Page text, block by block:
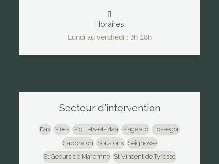
Horaires
Lundi au vendredi : 9h 18h
Secteur d'intervention
Dax Mées Molliets-et-Maâ Magescq
Hossegor
Capbreton
Soustons
Seignosse
St Geours de Maremne St Vincent de Tyrosse